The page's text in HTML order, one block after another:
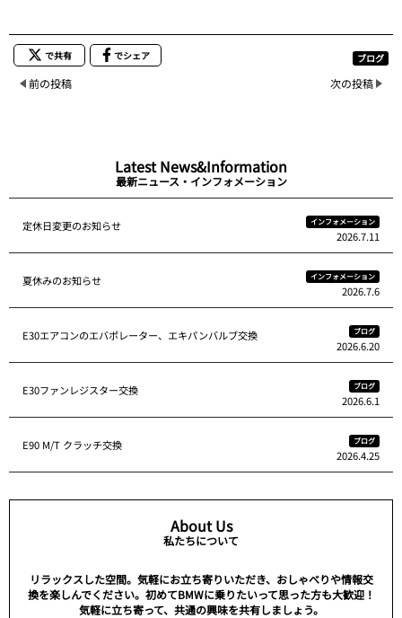
で共有 でシェア ブログ
前の投稿 次の投稿
Latest News&Information
最新ニュース・インフォメーション
定休日変更のお知らせ インフォメーション
2026.7.11
夏休みのお知らせ インフォメーション
2026.7.6
E30エアコンのエバポレーター、エキパンバルブ交換 ブログ
2026.6.20
E30ファンレジスター交換 ブログ
2026.6.1
E90 M/T クラッチ交換 ブログ
2026.4.25
About Us
私たちについて
リラックスした空間。気軽にお立ち寄りいただき、おしゃべりや情報交
換を楽しんでください。初めてBMWに乗りたいって思った方も大歓迎！
気軽に立ち寄って、共通の興味を共有しましょう。